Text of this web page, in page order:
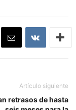
Artículo siguiente
retrasos de hasta